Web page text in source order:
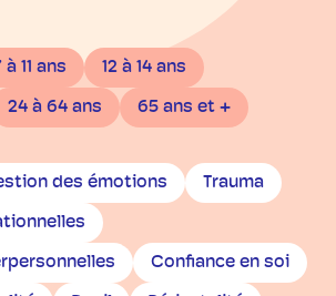
à 11 ans 12 à 14 ans
24 à 64 ans 65 ans et +
des émotions Trauma
Confiance en soi